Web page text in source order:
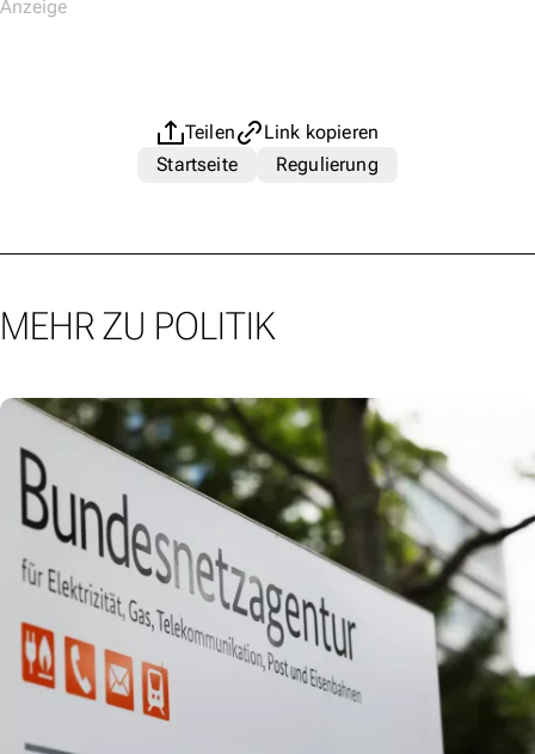
Teilen
Link kopieren
Startseite
Regulierung
MEHR ZU POLITIK